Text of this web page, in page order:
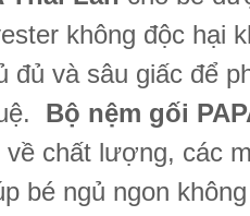
không độc hại
đủ và sâu giấc để
Bộ nệm gối
chất lượng, các
bé ngủ ngon